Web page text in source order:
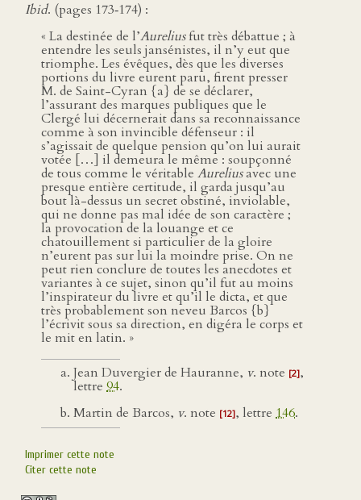
Ibid. (pages 173‑174) :
« La destinée de l’Aureliusfut très débattue ; à
entendre les seuls jansénistes, il n’y eut que
triomphe. Les évêques, dès que les diverses
portions du livre eurent paru, firent presser
M. de Saint-Cyran {a} de se déclarer,
l’assurant des marques publiques que le
Clergé lui décernerait dans sa reconnaissance
comme à son invincible défenseur : il
s’agissait de quelque pension qu’on lui aurait
votée […] il demeura le même : soupçonné
de tous comme le véritable Aureliusavec une
presque entière certitude, il garda jusqu’au
bout là-dessus un secret obstiné, inviolable,
qui ne donne pas mal idée de son caractère ;
la provocation de la louange et ce
chatouillement si particulier de la gloire
n’eurent pas sur lui la moindre prise. On ne
peut rien conclure de toutes les anecdotes et
variantes à ce sujet, sinon qu’il fut au moins
l’inspirateur du livre et qu’il le dicta, et que
très probablement son neveu Barcos {b}
l’écrivit sous sa direction, en digéra le corps et
le mit en latin. »
Jean Duvergier de Hauranne, v. note [2],
lettre 94.
Martin de Barcos, v. note [12], lettre 146.
Imprimer cette note
Citer cette note